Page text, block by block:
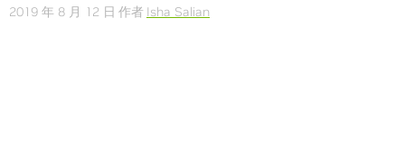
2019 年 8 月 12 日 作者 Isha Salian